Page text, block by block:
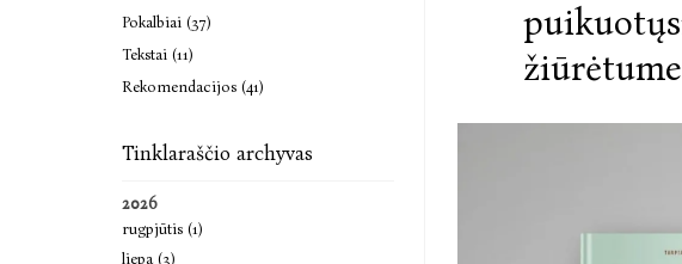
Pokalbiai (37)
Tekstai (11)
Rekomendacijos (41)
Tinklaraščio archyvas
2026
rugpjūtis (1)
liepa (3)